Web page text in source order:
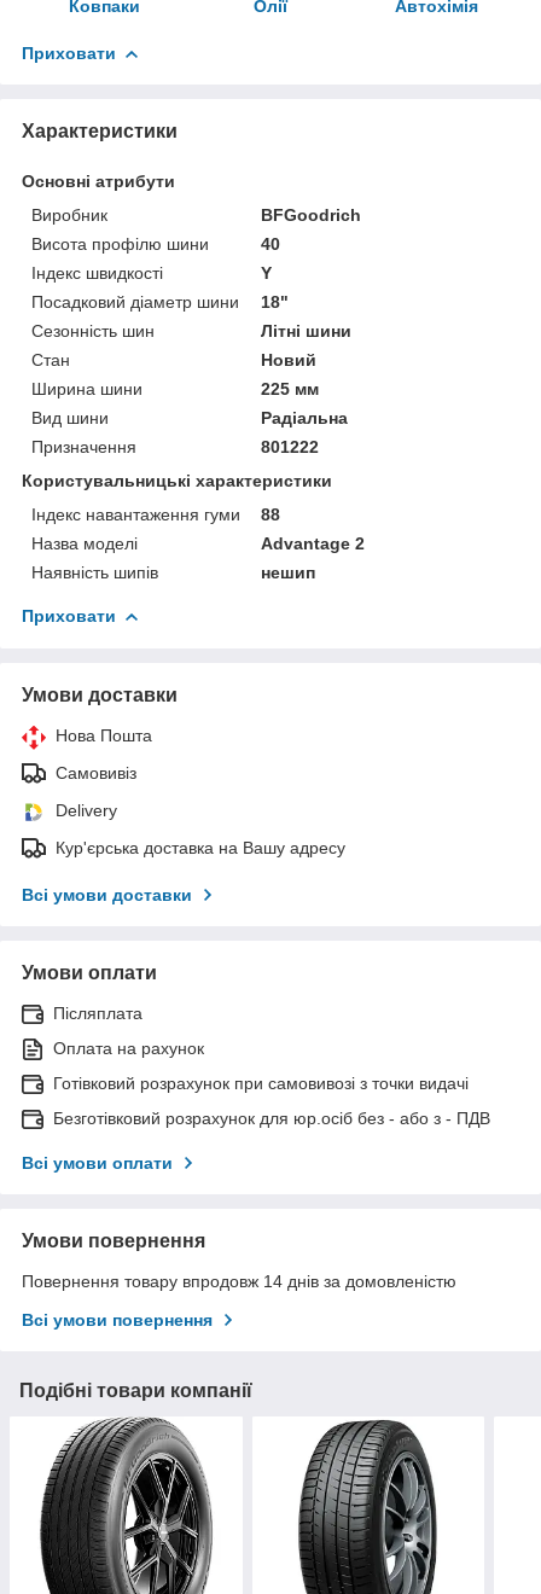
Ковпаки Олії Автохімія
Приховати
Характеристики
Основні атрибути
Виробник
BFGoodrich
Висота профілю шини
40
Індекс швидкості
Y
Посадковий діаметр шини
18"
Сезонність шин
Літні шини
Стан
Новий
Ширина шини
225 мм
Вид шини
Радіальна
Призначення
801222
Користувальницькі характеристики
Індекс навантаження гуми
88
Назва моделі
Advantage 2
Наявність шипів
нешип
Приховати
Умови доставки
Нова Пошта
Самовивіз
Delivery
Кур'єрська доставка на Вашу адресу
Всі умови доставки
Умови оплати
Післяплата
Оплата на рахунок
Готівковий розрахунок при самовивозі з точки видачі
Безготівковий розрахунок для юр.осіб без - або з - ПДВ
Всі умови оплати
Умови повернення
Повернення товару впродовж 14 днів за домовленістю
Всі умови повернення
Подібні товари компанії